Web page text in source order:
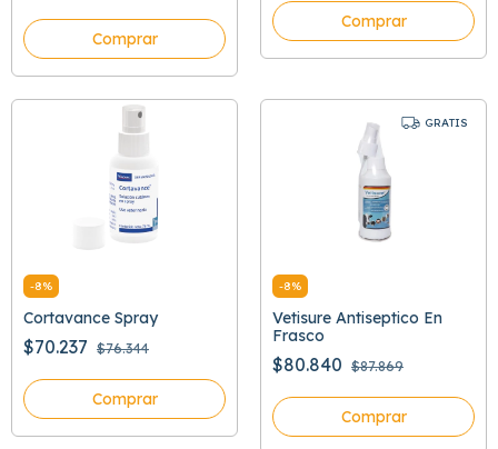
Comprar
Comprar
-8%
Cortavance Spray
$70.237 $76.344
Comprar
GRATIS
-8%
Vetisure Antiseptico En
Frasco
$80.840 $87.869
Comprar